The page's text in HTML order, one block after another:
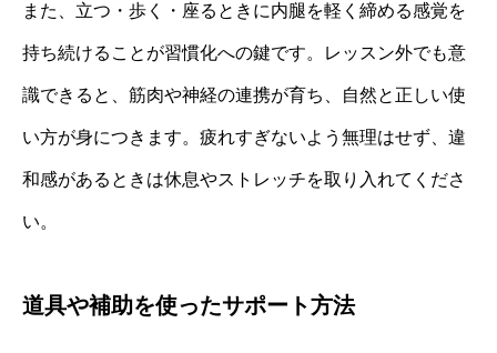
また、立つ・歩く・座るときに内腿を軽く締める感覚を
持ち続けることが習慣化への鍵です。レッスン外でも意
識できると、筋肉や神経の連携が育ち、自然と正しい使
い方が身につきます。疲れすぎないよう無理はせず、違
和感があるときは休息やストレッチを取り入れてくださ
い。
道具や補助を使ったサポート方法